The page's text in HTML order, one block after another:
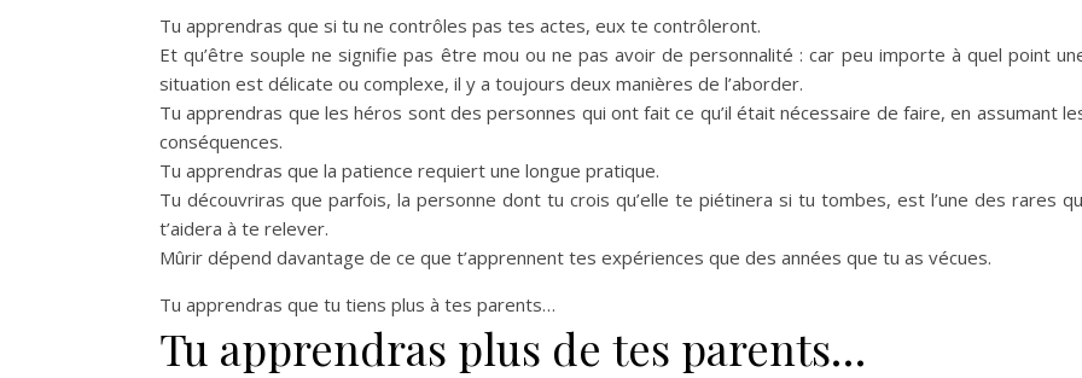
Tu apprendras que si tu ne contrôles pas tes actes, eux te contrôleront.
Et qu’être souple ne signifie pas être mou ou ne pas avoir de personnalité : car peu importe à quel point
situation est délicate ou complexe, il y a toujours deux manières de l’aborder.
Tu apprendras que les héros sont des personnes qui ont fait ce qu’il était nécessaire de faire, en assumant
conséquences.
Tu apprendras que la patience requiert une longue pratique.
Tu découvriras que parfois, la personne dont tu crois qu’elle te piétinera si tu tombes, est l’une des rares
t’aidera à te relever.
Mûrir dépend davantage de ce que t’apprennent tes expériences que des années que tu as vécues.
Tu apprendras que tu tiens plus à tes parents…
Tu apprendras plus de tes parents…